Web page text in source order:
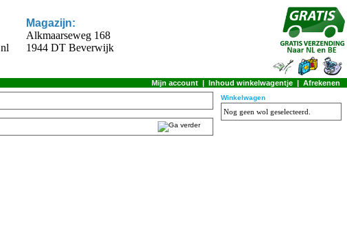
Magazijn:
Alkmaarseweg 168
1944 DT Beverwijk
Mijn account | Inhoud winkelwagentje | Afrekenen
Winkelwagen
Nog geen wol geselecteerd.